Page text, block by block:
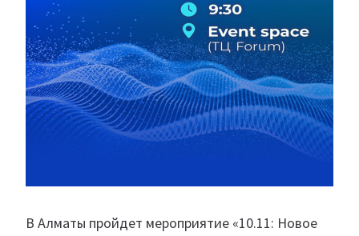
В Алматы пройдет мероприятие «10.11: Новое